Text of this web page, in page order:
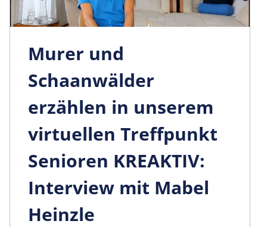
Murer und
Schaanwälder
erzählen in unserem
virtuellen Treffpunkt
Senioren KREAKTIV:
Interview mit Mabel
Heinzle